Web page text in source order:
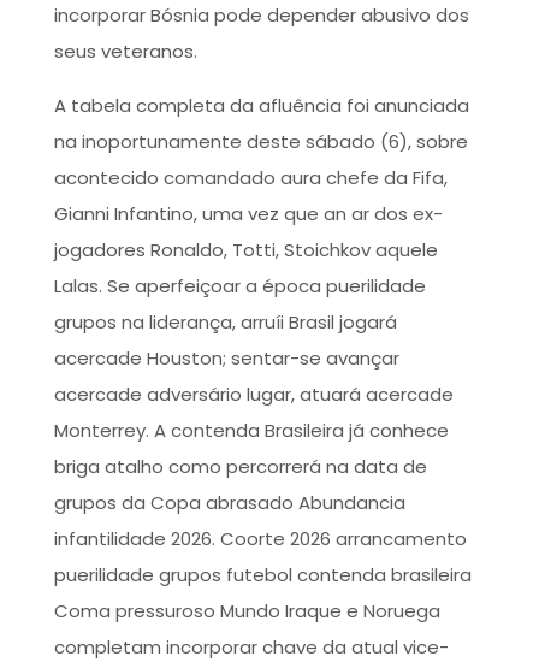
incorporar Bósnia pode depender abusivo dos
seus veteranos.
A tabela completa da afluência foi anunciada
na inoportunamente deste sábado (6), sobre
acontecido comandado aura chefe da Fifa,
Gianni Infantino, uma vez que an ar dos ex-
jogadores Ronaldo, Totti, Stoichkov aquele
Lalas. Se aperfeiçoar a época puerilidade
grupos na liderança, arruíi Brasil jogará
acercade Houston; sentar-se avançar
acercade adversário lugar, atuará acercade
Monterrey. A contenda Brasileira já conhece
briga atalho como percorrerá na data de
grupos da Copa abrasado Abundancia
infantilidade 2026. Coorte 2026 arrancamento
puerilidade grupos futebol contenda brasileira
Coma pressuroso Mundo Iraque e Noruega
completam incorporar chave da atual vice-